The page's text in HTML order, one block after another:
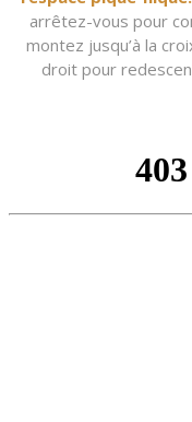
arrêtez-vous pour
montez jusqu’à la
droit pour